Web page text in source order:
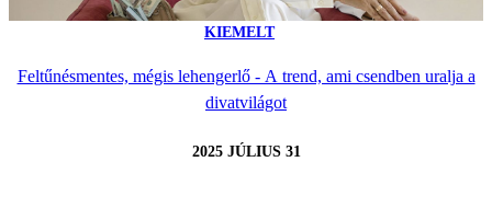
KIEMELT
Feltűnésmentes, mégis lehengerlő - A trend, ami csendben uralja a
divatvilágot
2025 JÚLIUS 31